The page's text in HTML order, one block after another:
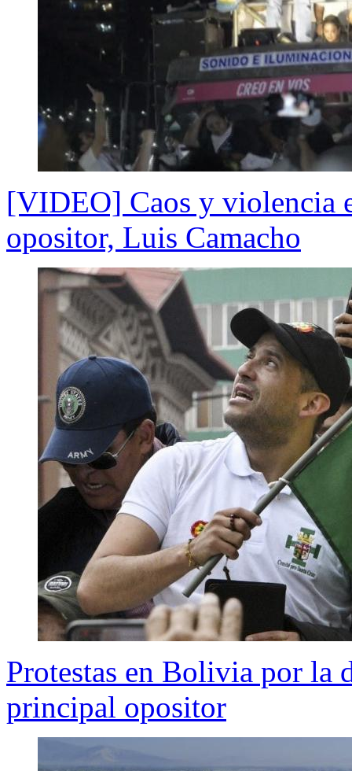
[VIDEO] Caos y violencia
opositor, Luis Camacho
Protestas en Bolivia por la
principal opositor